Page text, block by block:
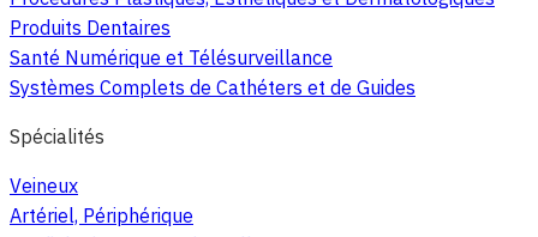
Produits Dentaires
Santé Numérique et Télésurveillance
Systèmes Complets de Cathéters et de Guides
Spécialités
Veineux
Artériel, Périphérique